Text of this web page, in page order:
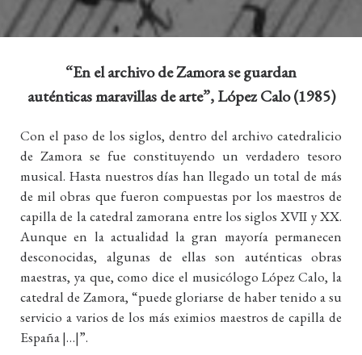
“En el archivo de Zamora se guardan
auténticas maravillas de arte”, López Calo (1985)
Con el paso de los siglos, dentro del archivo catedralicio
de Zamora se fue constituyendo un verdadero tesoro
musical. Hasta nuestros días han llegado un total de más
de mil obras que fueron compuestas por los maestros de
capilla de la catedral zamorana entre los siglos XVII y XX.
Aunque en la actualidad la gran mayoría permanecen
desconocidas, algunas de ellas son auténticas obras
maestras, ya que, como dice el musicólogo López Calo, la
catedral de Zamora, “puede gloriarse de haber tenido a su
servicio a varios de los más eximios maestros de capilla de
España |…|”.